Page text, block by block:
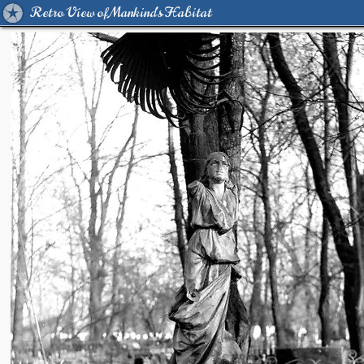
Retro View of Mankind's Habitat